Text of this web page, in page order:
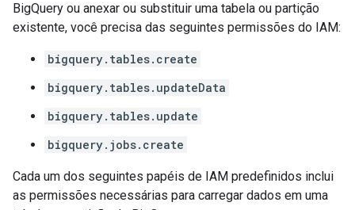
BigQuery ou anexar ou substituir uma tabela ou partição
existente, você precisa das seguintes permissões do IAM:
bigquery.tables.create
bigquery.tables.updateData
bigquery.tables.update
bigquery.jobs.create
Cada um dos seguintes papéis de IAM predefinidos inclui
as permissões necessárias para carregar dados em uma